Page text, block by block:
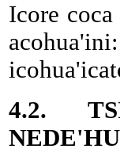
Icore coca
4.2.